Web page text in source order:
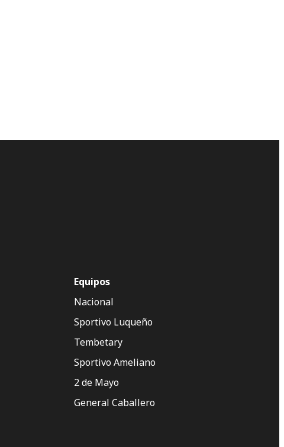
Equipos
Nacional
Sportivo Luqueño
Tembetary
Sportivo Ameliano
2 de Mayo
General Caballero